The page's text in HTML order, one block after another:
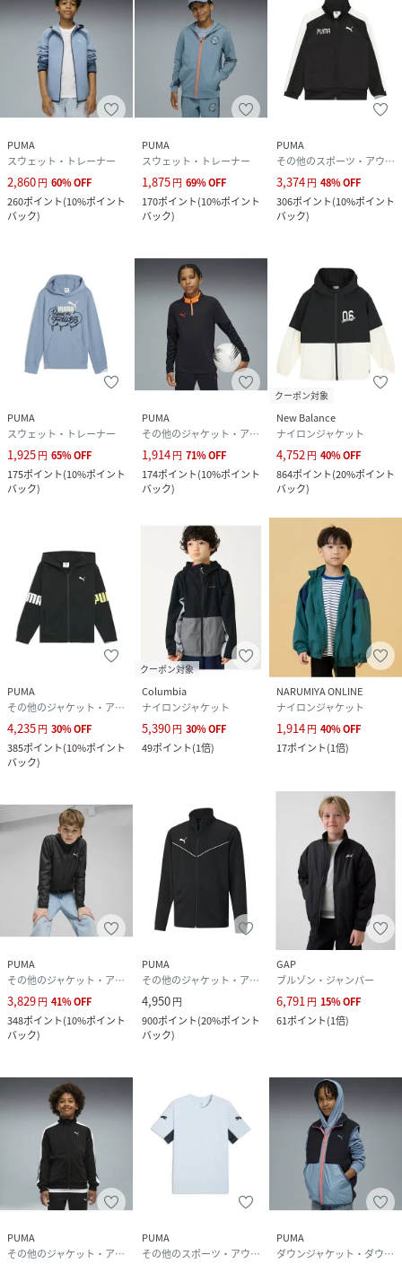
PUMA
スウェット・トレーナー
2,860円 60%OFF
260ポイント(10%ポイント
バック)
PUMA
スウェット・トレーナー
1,875円 69%OFF
170ポイント(10%ポイント
バック)
PUMA
その他のスポーツ・アウトドア用品
3,374円 48%OFF
306ポイント(10%ポイント
バック)
PUMA
スウェット・トレーナー
1,925円 65%OFF
175ポイント(10%ポイント
バック)
PUMA
その他のジャケット・アウター
1,914円 71%OFF
174ポイント(10%ポイント
バック)
クーポン対象
New Balance
ナイロンジャケット
4,752円 40%OFF
864ポイント(20%ポイント
バック)
PUMA
その他のジャケット・アウター
4,235円 30%OFF
385ポイント(10%ポイント
バック)
クーポン対象
Columbia
ナイロンジャケット
5,390円 30%OFF
49ポイント(1倍)
NARUMIYA ONLINE
ナイロンジャケット
1,914円 40%OFF
17ポイント(1倍)
PUMA
その他のジャケット・アウター
3,829円 41%OFF
348ポイント(10%ポイント
バック)
PUMA
その他のジャケット・アウター
4,950円
900ポイント(20%ポイント
バック)
GAP
ブルゾン・ジャンパー
6,791円 15%OFF
61ポイント(1倍)
PUMA
その他のジャケット・アウター
PUMA
その他のスポーツ・アウトドア用品
PUMA
ダウンジャケット・ダウンベスト